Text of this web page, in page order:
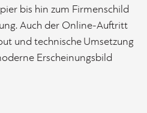
bis hin zum Firmenschild
Auch der Online-Auftritt
und technische Umsetzung
Erscheinungsbild